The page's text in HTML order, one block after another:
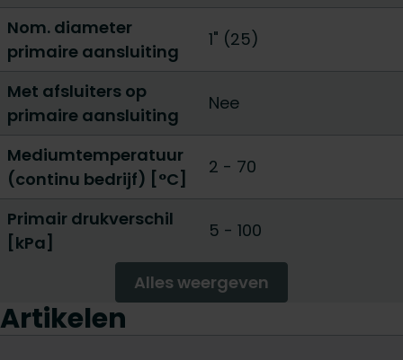
Nom. diameter
primaire aansluiting
1" (25)
Met afsluiters op
primaire aansluiting
Nee
Mediumtemperatuur
(continu bedrijf) [°C]
2 - 70
Primair drukverschil
[kPa]
5 - 100
Alles weergeven
Artikelen